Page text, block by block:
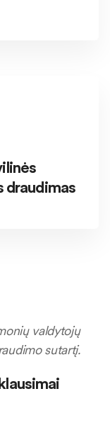
draudimas
valdytojų
sutartį.